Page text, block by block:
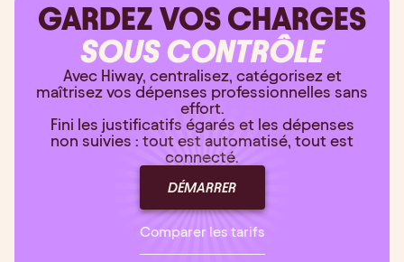
GARDEZ VOS CHARGES
SOUS CONTRÔLE
Avec Hiway, centralisez, catégorisez et
maîtrisez vos dépenses professionnelles sans
effort.
Fini les justificatifs égarés et les dépenses
non suivies : tout est automatisé, tout est
connecté.
DÉMARRER
Comparer les tarifs